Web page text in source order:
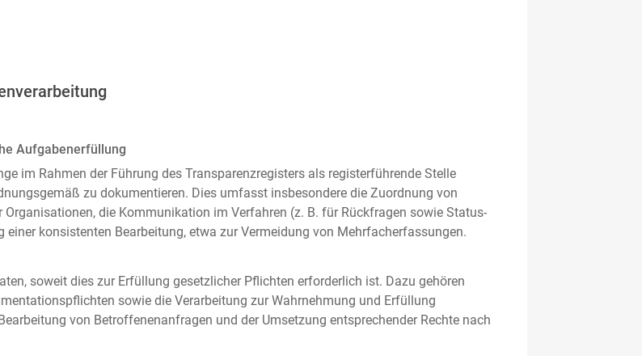
Aufgabenerfüllung
im Rahmen der Führung des Transparenzregisters als registerführende Stelle
zu dokumentieren. Dies umfasst insbesondere die Zuordnung von
die Kommunikation im Verfahren (z. B. für Rückfragen sowie Status-
konsistenten Bearbeitung, etwa zur Vermeidung von Mehrfacherfassungen.
soweit dies zur Erfüllung gesetzlicher Pflichten erforderlich ist. Dazu gehören
sowie die Verarbeitung zur Wahrnehmung und Erfüllung
von Betroffenenanfragen und der Umsetzung entsprechender Rechte nach